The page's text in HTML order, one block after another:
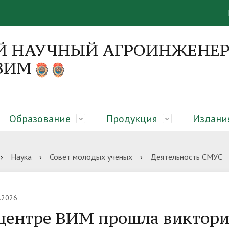
НАУЧНЫЙ
Руководство
Диссертационные советы
Образование
об образовательном
Абитуриенту
Продукция
закрытого грунта,
микроклиматическая
Оборудование для
Монографии
› Наука › Совет молодых ученых › Деятельность СМУС
ВИМ прошла